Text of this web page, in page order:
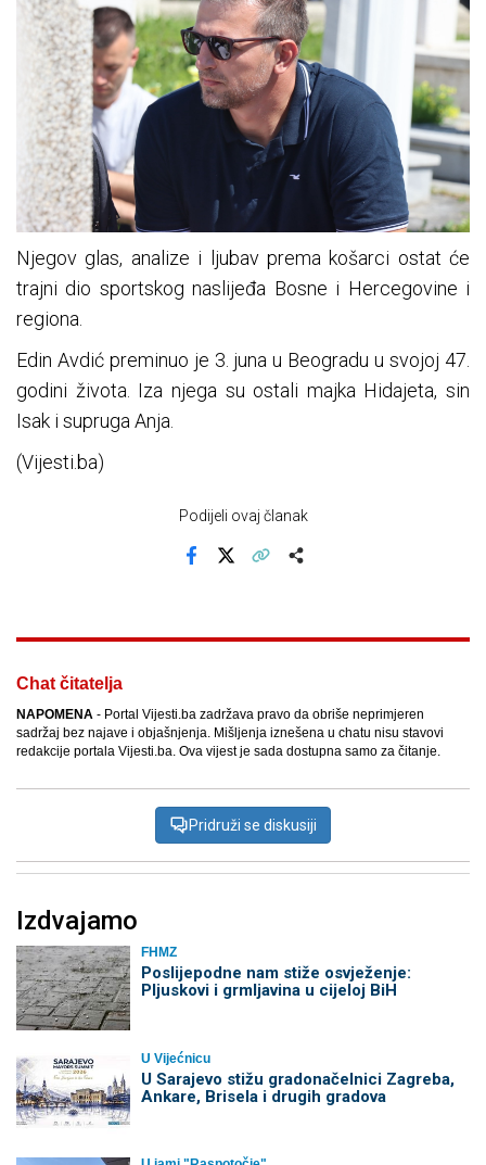
Njegov glas, analize i ljubav prema košarci ostat će
trajni dio sportskog naslijeđa Bosne i Hercegovine i
regiona.
Edin Avdić preminuo je 3. juna u Beogradu u svojoj 47.
godini života. Iza njega su ostali majka Hidajeta, sin
Isak i supruga Anja.
(Vijesti.ba)
Podijeli ovaj članak
Chat čitatelja
NAPOMENA - Portal Vijesti.ba zadržava pravo da obriše neprimjeren
sadržaj bez najave i objašnjenja. Mišljenja iznešena u chatu nisu stavovi
redakcije portala Vijesti.ba. Ova vijest je sada dostupna samo za čitanje.
Pridruži se diskusiji
Izdvajamo
FHMZ
Poslijepodne nam stiže osvježenje:
Pljuskovi i grmljavina u cijeloj BiH
U Vijećnicu
U Sarajevo stižu gradonačelnici Zagreba,
Ankare, Brisela i drugih gradova